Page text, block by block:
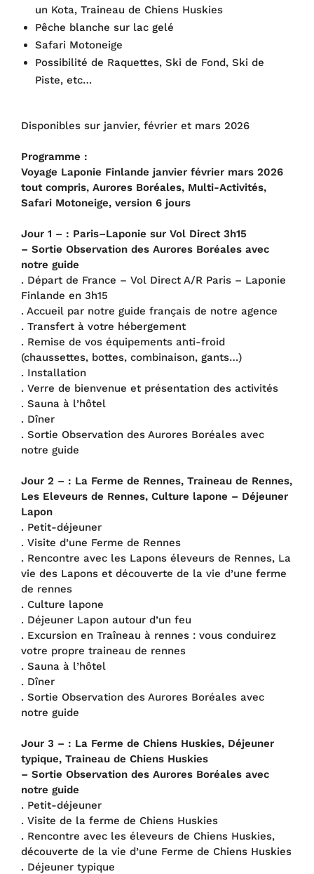
un Kota, Traineau de Chiens Huskies
Pêche blanche sur lac gelé
Safari Motoneige
Possibilité de Raquettes, Ski de Fond, Ski de
Piste, etc…
Disponibles sur janvier, février et mars 2026
Programme :
Voyage Laponie Finlande janvier février mars 2026
tout compris, Aurores Boréales, Multi-Activités,
Safari Motoneige, version 6 jours
Jour 1 – : Paris–Laponie sur Vol Direct 3h15
– Sortie Observation des Aurores Boréales avec
notre guide
. Départ de France – Vol Direct A/R Paris – Laponie
Finlande en 3h15
. Accueil par notre guide français de notre agence
. Transfert à votre hébergement
. Remise de vos équipements anti-froid
(chaussettes, bottes, combinaison, gants…)
. Installation
. Verre de bienvenue et présentation des activités
. Sauna à l’hôtel
. Dîner
. Sortie Observation des Aurores Boréales avec
notre guide
Jour 2 – : La Ferme de Rennes, Traineau de Rennes,
Les Eleveurs de Rennes, Culture lapone – Déjeuner
Lapon
. Petit-déjeuner
. Visite d’une Ferme de Rennes
. Rencontre avec les Lapons éleveurs de Rennes, La
vie des Lapons et découverte de la vie d’une ferme
de rennes
. Culture lapone
. Déjeuner Lapon autour d’un feu
. Excursion en Traîneau à rennes : vous conduirez
votre propre traineau de rennes
. Sauna à l’hôtel
. Dîner
. Sortie Observation des Aurores Boréales avec
notre guide
Jour 3 – : La Ferme de Chiens Huskies, Déjeuner
typique, Traineau de Chiens Huskies
– Sortie Observation des Aurores Boréales avec
notre guide
. Petit-déjeuner
. Visite de la ferme de Chiens Huskies
. Rencontre avec les éleveurs de Chiens Huskies,
découverte de la vie d’une Ferme de Chiens Huskies
. Déjeuner typique